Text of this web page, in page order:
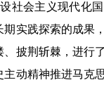
会主义现代化国
实践探索的成果
披荆斩棘，进行
动精神推进马克